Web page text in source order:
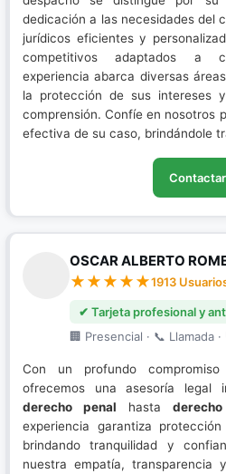
dedicación a las necesidades del
jurídicos eficientes y
competitivos adaptados a
experiencia abarca diversas
la protección de sus intereses
comprensión. Confíe en nosotros
efectiva de su caso, brindándole
Contactar
OSCAR ALBERTO
1913
✔ Tarjeta profesional y
🏢 Presencial · 📞 Llamada
Con un profundo
ofrecemos una asesoría legal
derecho penal hasta
experiencia garantiza
brindando tranquilidad y
nuestra empatía, transparencia